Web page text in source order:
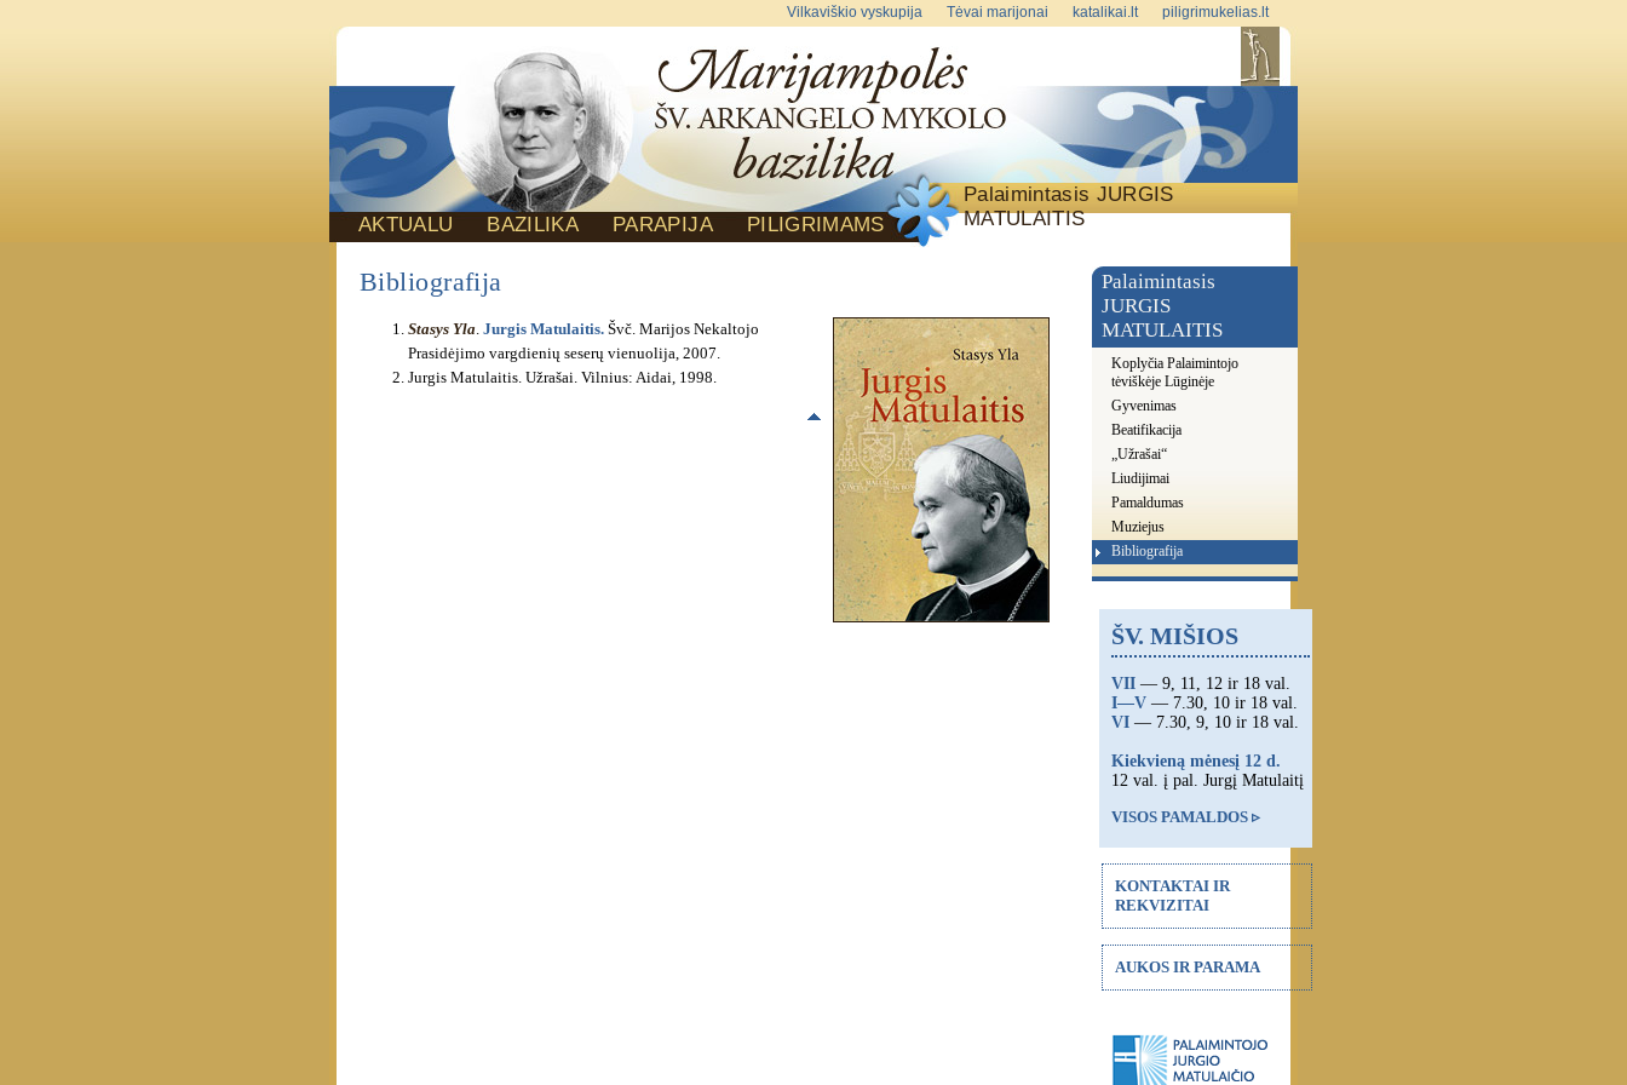
Vilkaviškio vyskupija Tėvai marijonai katalikai.lt piligrimukelias.lt
Palaimintasis JURGIS
MATULAITIS
AKTUALU BAZILIKA PARAPIJA PILIGRIMAMS
Bibliografija
Stasys Yla. Jurgis Matulaitis. Švč. Marijos Nekaltojo
Prasidėjimo vargdienių seserų vienuolija, 2007.
Jurgis Matulaitis. Užrašai. Vilnius: Aidai, 1998.
Palaimintasis
JURGIS
MATULAITIS
Koplyčia Palaimintojo
tėviškėje Lūginėje
Gyvenimas
Beatifikacija
„Užrašai“
Liudijimai
Pamaldumas
Muziejus
Bibliografija
ŠV. MIŠIOS
VII — 9, 11, 12 ir 18 val.
I—V — 7.30, 10 ir 18 val.
VI — 7.30, 9, 10 ir 18 val.
Kiekvieną mėnesį 12 d.
12 val. į pal. Jurgį Matulaitį
VISOS PAMALDOS ▹
KONTAKTAI IR
REKVIZITAI
AUKOS IR PARAMA